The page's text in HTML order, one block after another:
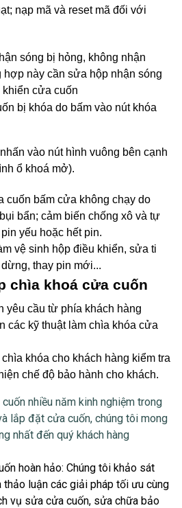
nạp mã và reset mã đối với
sóng bị hỏng, không nhận
này cần sửa hộp nhận sóng
khiển cửa cuốn
bị khóa do bấm vào nút khóa
vào nút hình vuông bên cạnh
ổ khoá mở).
cuốn bấm cửa không chạy do
bẩn; cảm biến chống xô và tự
yếu hoặc hết pin.
vệ sinh hộp điều khiển, sửa ti
thay pin mới...
chìa khoá cửa cuốn
yêu cầu từ phía khách hàng
các kỹ thuật làm chìa khóa cửa
khóa cho khách hàng kiểm tra
chế độ bảo hành cho khách.
nhiều năm kinh nghiệm trong
lắp đặt cửa cuốn, chúng tôi mong
nhất đến quý khách hàng
hoàn hảo: Chúng tôi khảo sát
thảo luận các giải pháp tối ưu cùng
vụ sửa cửa cuốn, sửa chữa bảo